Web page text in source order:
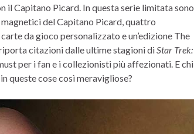
il Capitano Picard. In questa serie limitata sono
del Capitano Picard, quattro
da gioco personalizzato e un’edizione The
citazioni dalle ultime stagioni diStar Trek:
per i fan e i collezionisti più affezionati. E chi
queste cose così meravigliose?